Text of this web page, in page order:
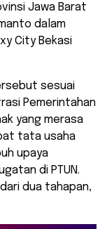
Jawa Barat
dalam
City Bekasi
sesuai
Pemerintahan
yang merasa
tata usaha
upaya
di PTUN.
dua tahapan,